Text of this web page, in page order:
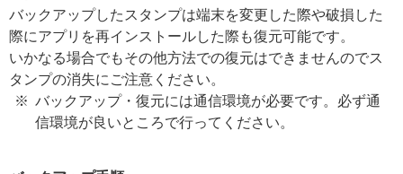
バックアップしたスタンプは端末を変更した際や破損した
際にアプリを再インストールした際も復元可能です。
いかなる場合でもその他方法での復元はできませんのでス
タンプの消失にご注意ください。
バックアップ・復元には通信環境が必要です。必ず通
信環境が良いところで行ってください。